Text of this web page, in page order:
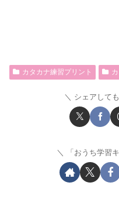
カタカナ練習プリント
シェアして
「おうち学習